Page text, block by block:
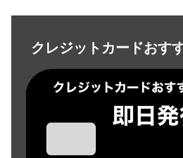
クレジットカードおす